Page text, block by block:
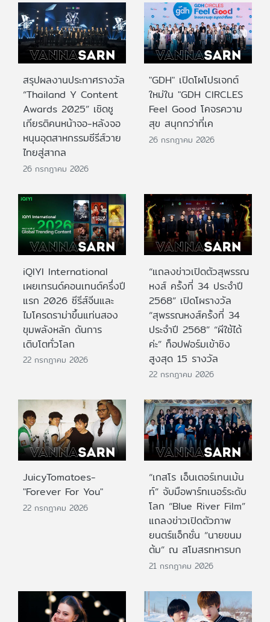
สรุปผลงานประกาศรางวัล
“Thailand Y Content
Awards 2025” เชิดชู
เกียรติคนหน้าจอ-หลังจอ
หนุนอุตสาหกรรมซีรีส์วาย
ไทยสู่สากล
26 กรกฎาคม 2026
"GDH" เปิดโผโปรเจกต์
ใหม่ใน "GDH CIRCLES
Feel Good โคจรความ
สุข สนุกกว่าที่เค
26 กรกฎาคม 2026
iQIYI International
เผยเทรนด์คอนเทนต์ครึ่งปี
แรก 2026 ซีรีส์จีนและ
ไมโครดราม่าขึ้นแท่นสอง
ขุมพลังหลัก ดันการ
เติบโตทั่วโลก
22 กรกฎาคม 2026
“แถลงข่าวเปิดตัวสุพรรณ
หงส์ ครั้งที่ 34 ประจำปี
2568” เปิดโผรางวัล
“สุพรรณหงส์ครั้งที่ 34
ประจำปี 2568” “ผีใช้ได้
ค่ะ” ท็อปฟอร์มเข้าชิง
สูงสุด 15 รางวัล
22 กรกฎาคม 2026
JuicyTomatoes-
"Forever For You"
22 กรกฎาคม 2026
“เกสโร เอ็นเตอร์เทนเม้น
ท์” จับมือพาร์ทเนอร์ระดับ
โลก “Blue River Film”
แถลงข่าวเปิดตัวภาพ
ยนตร์แอ็กชั่น “นายขนม
ต้ม” ณ สโมสรทหารบก
21 กรกฎาคม 2026